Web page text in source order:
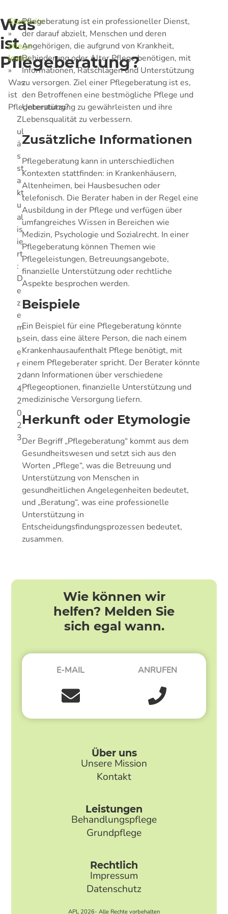
Was
ist
Pflegeberatung?
Startseite
»
pflege-
lexika
»
Was
ist
Pflegeberatung?
Z
ul
ä
s
st
a
kt
u
al
is
ie
rt
:
D
e
z
e
m
b
e
r
2
4,
2
0
2
3
Pflegeberatung ist ein professioneller Dienst,
der darauf abzielt, Menschen und deren
Angehörigen, die aufgrund von Krankheit,
Behinderung oder Alter Pflege benötigen, mit
Informationen, Ratschlägen und Unterstützung
zu versorgen. Ziel einer Pflegeberatung ist es,
den Betroffenen eine bestmögliche Pflege und
Unterstützung zu gewährleisten und ihre
Lebensqualität zu verbessern.
Zusätzliche Informationen
Pflegeberatung kann in unterschiedlichen
Kontexten stattfinden: in Krankenhäusern,
Altenheimen, bei Hausbesuchen oder
telefonisch. Die Berater haben in der Regel eine
Ausbildung in der Pflege und verfügen über
umfangreiches Wissen in Bereichen wie
Medizin, Psychologie und Sozialrecht. In einer
Pflegeberatung können Themen wie
Pflegeleistungen, Betreuungsangebote,
finanzielle Unterstützung oder rechtliche
Aspekte besprochen werden.
Beispiele
Ein Beispiel für eine Pflegeberatung könnte
sein, dass eine ältere Person, die nach einem
Krankenhausaufenthalt Pflege benötigt, mit
einem Pflegeberater spricht. Der Berater könnte
dann Informationen über verschiedene
Pflegeoptionen, finanzielle Unterstützung und
medizinische Versorgung liefern.
Herkunft oder Etymologie
Der Begriff „Pflegeberatung“ kommt aus dem
Gesundheitswesen und setzt sich aus den
Worten „Pflege“, was die Betreuung und
Unterstützung von Menschen in
gesundheitlichen Angelegenheiten bedeutet,
und „Beratung“, was eine professionelle
Unterstützung in
Entscheidungsfindungsprozessen bedeutet,
zusammen.
Wie können wir
helfen? Melden Sie
sich egal wann.
E-MAIL ANRUFEN
Über uns
Unsere Mission
Kontakt
Leistungen
Behandlungspflege
Grundpflege
Rechtlich
Impressum
Datenschutz
APL 2026- Alle Rechte vorbehalten